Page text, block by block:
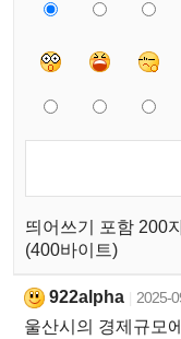
띄어쓰기 포함 200
(400바이트)
922alpha 2025-
울산시의 경제규모